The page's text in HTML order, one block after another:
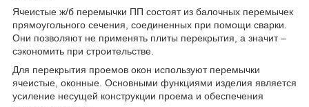
Ячеистые ж/б перемычки ПП состоят из балочных перемычек
прямоугольного сечения, соединенных при помощи сварки.
Они позволяют не применять плиты перекрытия, а значит –
сэкономить при строительстве.
Для перекрытия проемов окон используют перемычки
ячеистые, оконные. Основными функциями изделия является
усиление несущей конструкции проема и обеспечения